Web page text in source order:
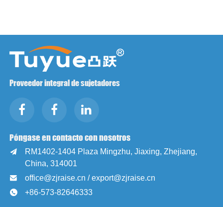
Proveedor integral de sujetadores
Póngase en contacto con nosotros

RM1402-1404 Plaza Mingzhu, Jiaxing, Zhejiang,
China, 314001
 office@zjraise.cn / export@zjraise.cn
 +86-573-82646333